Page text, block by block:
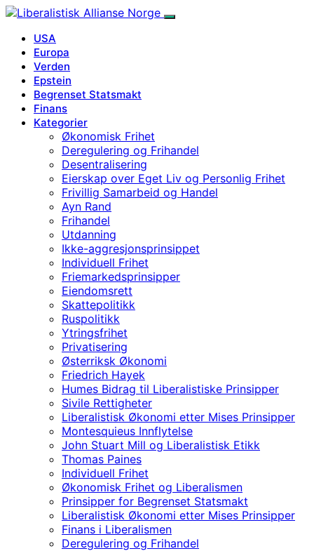
USA
Europa
Verden
Epstein
Begrenset Statsmakt
Finans
Kategorier
Økonomisk Frihet
Deregulering og Frihandel
Desentralisering
Eierskap over Eget Liv og Personlig Frihet
Frivillig Samarbeid og Handel
Ayn Rand
Frihandel
Utdanning
Ikke-aggresjonsprinsippet
Individuell Frihet
Friemarkedsprinsipper
Eiendomsrett
Skattepolitikk
Ruspolitikk
Ytringsfrihet
Privatisering
Østerriksk Økonomi
Friedrich Hayek
Humes Bidrag til Liberalistiske Prinsipper
Sivile Rettigheter
Liberalistisk Økonomi etter Mises Prinsipper
Montesquieus Innflytelse
John Stuart Mill og Liberalistisk Etikk
Thomas Paines
Individuell Frihet
Økonomisk Frihet og Liberalismen
Prinsipper for Begrenset Statsmakt
Liberalistisk Økonomi etter Mises Prinsipper
Finans i Liberalismen
Deregulering og Frihandel